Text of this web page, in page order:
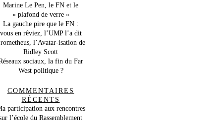
Marine Le Pen, le FN et le
« plafond de verre »
La gauche pire que le FN :
vous en rêviez, l’UMP l’a dit
l’Avatar-isation de
Ridley Scott
sociaux, la fin du Far
West politique ?
COMMENTAIRES
RÉCENTS
participation aux rencontres
l’école du Rassemblement